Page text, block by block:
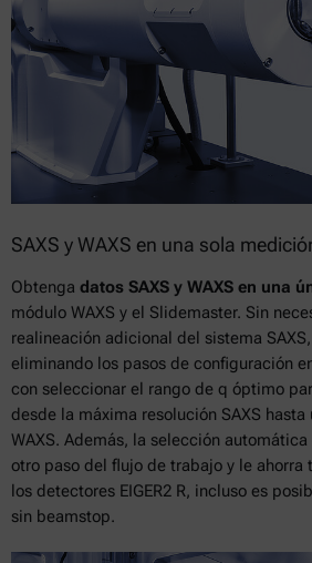
SAXS y WAXS en una sola
Obtenga datos SAXS y WAXS en una
módulo WAXS y el Slidemaster. Sin
realineación adicional del sistema
eliminando los pasos de configuración
con seleccionar el rango de q óptimo
desde la máxima resolución SAXS
WAXS. Además, la selección
otro paso del flujo de trabajo y le ahorra
los detectores EIGER2 R, incluso es
sin beamstop.